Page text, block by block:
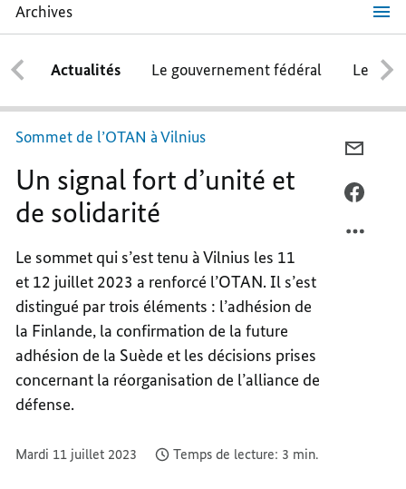
Archives
Un
signal
fort
d’unité
et
de
solidarité
Actualités Le gouvernement fédéral Le
Sommet de l’OTAN à Vilnius
Un signal fort d’unité et
de solidarité
Le sommet qui s’est tenu à Vilnius les 11
et 12 juillet 2023 a renforcé l’OTAN. Il s’est
distingué par trois éléments : l’adhésion de
la Finlande, la confirmation de la future
adhésion de la Suède et les décisions prises
concernant la réorganisation de l’alliance de
défense.
Mardi 11 juillet 2023 Temps de lecture: 3 min.